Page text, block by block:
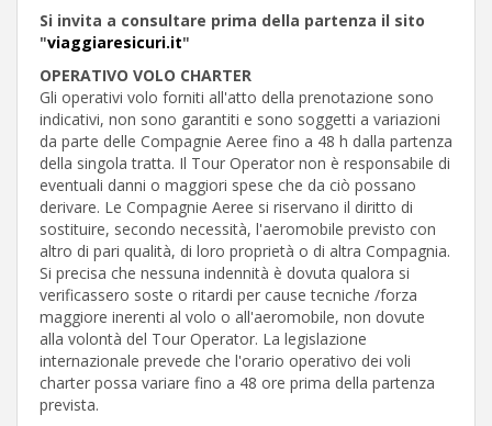
Si invita a consultare prima della partenza il sito
"viaggiaresicuri.it"
OPERATIVO VOLO CHARTER
Gli operativi volo forniti all'atto della prenotazione sono
indicativi, non sono garantiti e sono soggetti a variazioni
da parte delle Compagnie Aeree fino a 48 h dalla partenza
della singola tratta. Il Tour Operator non è responsabile di
eventuali danni o maggiori spese che da ciò possano
derivare. Le Compagnie Aeree si riservano il diritto di
sostituire, secondo necessità, l'aeromobile previsto con
altro di pari qualità, di loro proprietà o di altra Compagnia.
Si precisa che nessuna indennità è dovuta qualora si
verificassero soste o ritardi per cause tecniche /forza
maggiore inerenti al volo o all'aeromobile, non dovute
alla volontà del Tour Operator. La legislazione
internazionale prevede che l'orario operativo dei voli
charter possa variare fino a 48 ore prima della partenza
prevista.